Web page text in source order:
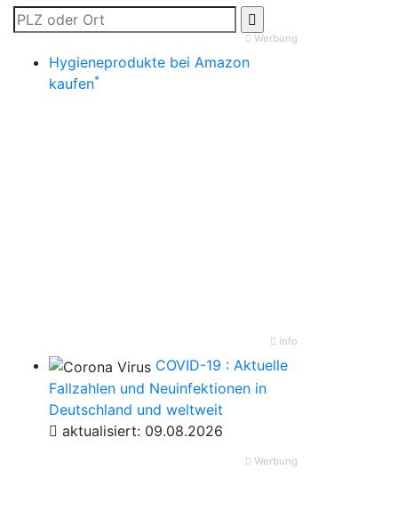
Werbung
Hygieneprodukte bei Amazon
kaufen*
Info
COVID-19 : Aktuelle
Fallzahlen und Neuinfektionen in
Deutschland und weltweit
aktualisiert: 09.08.2026
Werbung